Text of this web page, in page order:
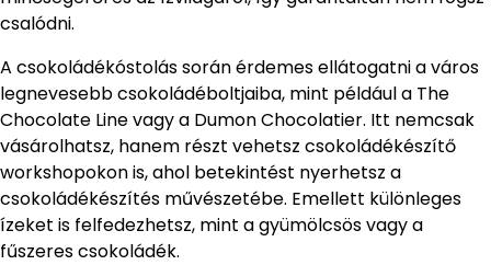
csalódni.
A csokoládékóstolás során érdemes ellátogatni a város
legnevesebb csokoládéboltjaiba, mint például a The
Chocolate Line vagy a Dumon Chocolatier. Itt nemcsak
vásárolhatsz, hanem részt vehetsz csokoládékészítő
workshopokon is, ahol betekintést nyerhetsz a
csokoládékészítés művészetébe. Emellett különleges
ízeket is felfedezhetsz, mint a gyümölcsös vagy a
fűszeres csokoládék.